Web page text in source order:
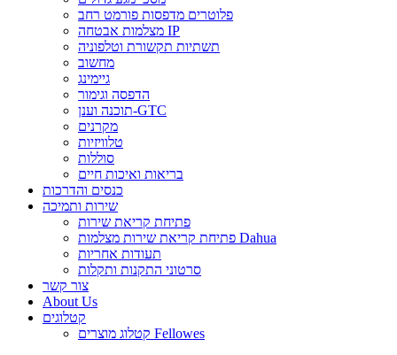
פלוטרים מדפסות פורמט רחב
מצלמות אבטחה IP
תשתיות תקשורת וטלפוניה
מחשוב
גיימינג
הדפסה וגימור
תוכנה וענן-GTC
מקרנים
טלוויזיות
סוללות
בריאות ואיכות חיים
כנסים והדרכות
שירות ותמיכה
פתיחת קריאת שירות
פתיחת קריאת שירות מצלמות Dahua
תעודות אחריות
סרטוני התקנות ותקלות
צור קשר
About Us
קטלוגים
קטלוג מוצרים Fellowes